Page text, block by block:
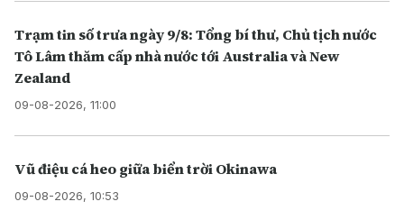
Trạm tin số trưa ngày 9/8: Tổng bí thư, Chủ tịch nước
Tô Lâm thăm cấp nhà nước tới Australia và New
Zealand
09-08-2026, 11:00
Vũ điệu cá heo giữa biển trời Okinawa
09-08-2026, 10:53